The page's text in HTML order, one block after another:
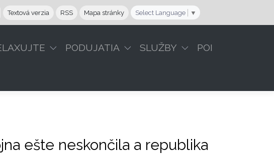
Textová verzia RSS Mapa stránky Select Language ▼
PODUJATIA SLUŽBY POI
ešte neskončila a republika